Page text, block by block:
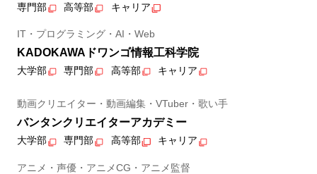
専門部 高等部 キャリア
IT・プログラミング・AI・Web
KADOKAWAドワンゴ情報工科学院
大学部 専門部 高等部 キャリア
動画クリエイター・動画編集・VTuber・歌い手
バンタンクリエイターアカデミー
大学部 専門部 高等部 キャリア
アニメ・声優・アニメCG・アニメ監督